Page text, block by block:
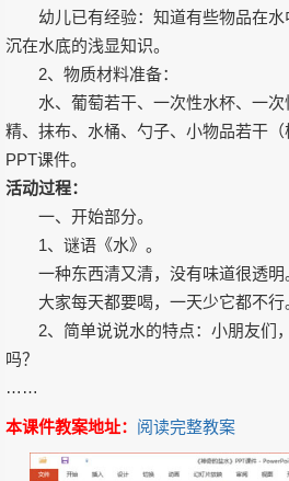
幼儿已有经验：知道有些物品在水
沉在水底的浅显知识。
2、物质材料准备：
水、葡萄若干、一次性水杯、一次
精、抹布、水桶、勺子、小物品若干（
PPT课件。
活动过程：
一、开始部分。
1、谜语《水》。
一种东西清又清，没有味道很透明
大家每天都要喝，一天少它都不行
2、简单说说水的特点：小朋友们
吗？
……
本课件教案地址： 阅读完整教案